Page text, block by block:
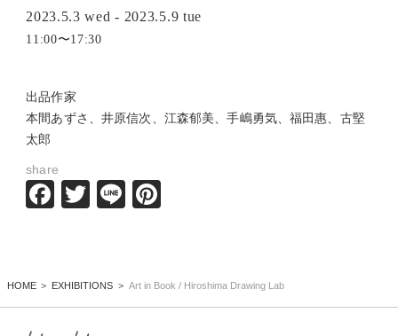
2023.5.3 wed - 2023.5.9 tue
11:00〜17:30
出品作家
本間あずさ、井原信次、江森郁美、手嶋勇気、福田惠、古堅
太郎
share
Facebook
Twitter
Line
HOME EXHIBITIONS Art in Book / Hiroshima Drawing Lab